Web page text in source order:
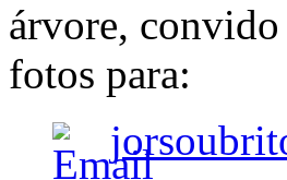
árvore,
fotos para: